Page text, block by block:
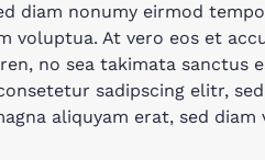
diam nonumy eirmod
voluptua. At vero eos et
no sea takimata sanctus
sadipscing elitr,
aliquyam erat, sed diam